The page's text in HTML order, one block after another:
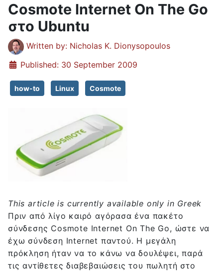
Cosmote Internet On The Go
στο Ubuntu
DetailsWritten by: Nicholas K. Dionysopoulos
Published: 30 September 2009
how-to Linux Cosmote
This article is currently available only in Greek
Πριν από λίγο καιρό αγόρασα ένα πακέτο
σύνδεσης Cosmote Internet On The Go, ώστε να
έχω σύνδεση Internet παντού. Η μεγάλη
πρόκληση ήταν να το κάνω να δουλέψει, παρά
τις αντίθετες διαβεβαιώσεις του πωλητή στο